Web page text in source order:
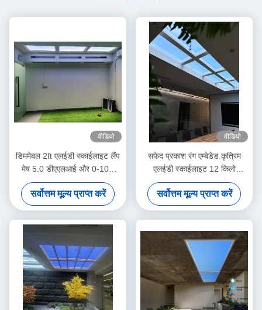
वीडियो
डिममेबल 2ft एलईडी स्काईलाइट लैंप
मेष 5.0 डीएएलआई और 0-10V
150W 5000lm+ वाइड सीसीटी
रेंज दृश्य मोड
सर्वोत्तम मूल्य प्राप्त करें
वीडियो
सफेद प्रकाश रंग एम्बेडेड कृत्रिम
एलईडी स्काईलाइट 12 किलो
वाणिज्यिक के लिए एम्बेडेड स्थापना
विधि
सर्वोत्तम मूल्य प्राप्त करें